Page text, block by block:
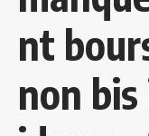
nt
non bis